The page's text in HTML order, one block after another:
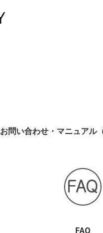
お問い合わせ・マニュアル
FAQ